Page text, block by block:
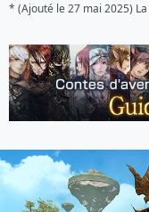
* (Ajouté le 27 mai 2025)